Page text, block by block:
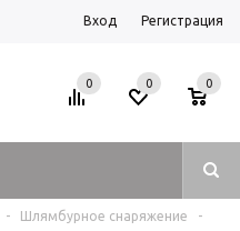
Вход Регистрация
0 0
0
- Шлямбурное снаряжение
-